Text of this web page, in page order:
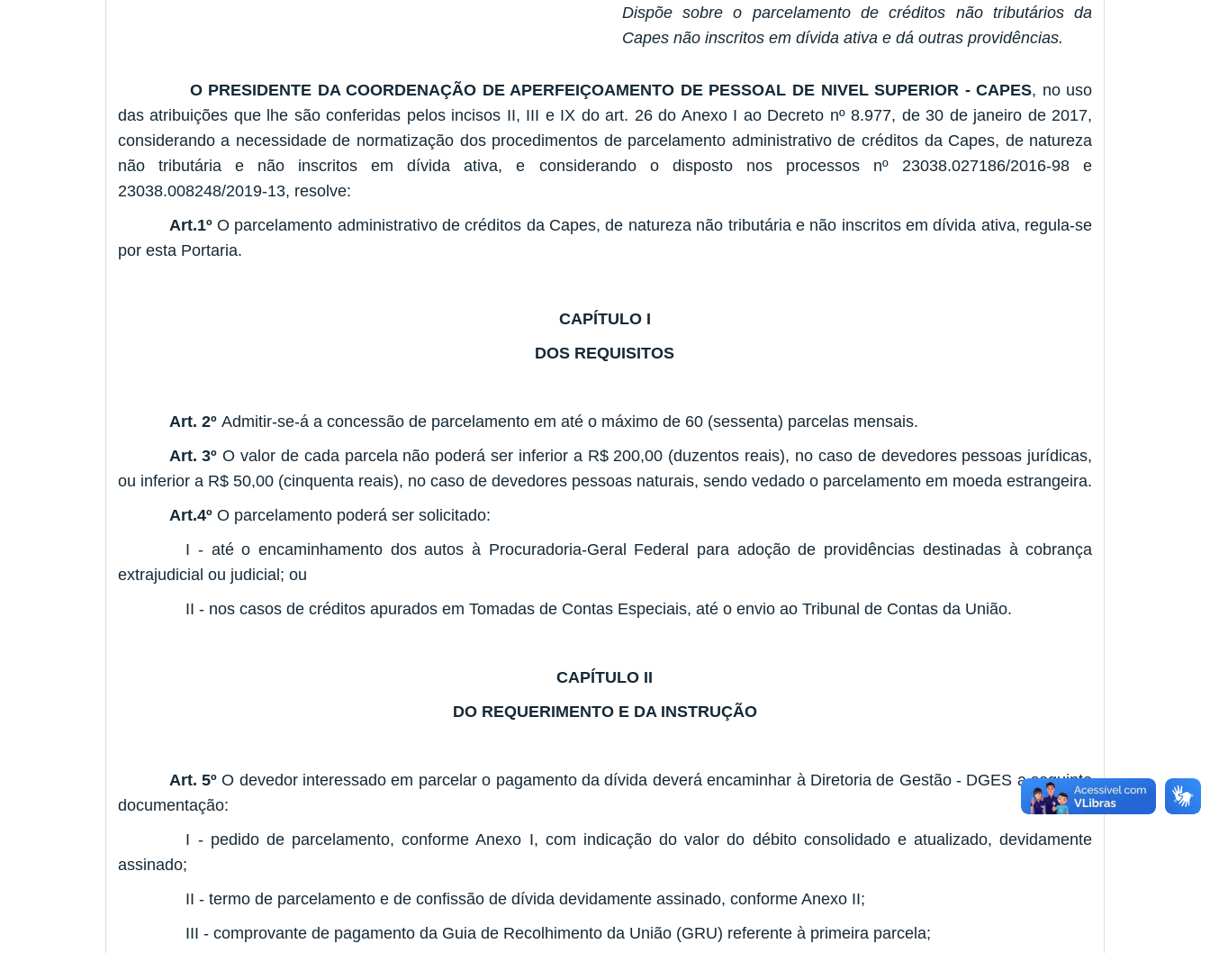
Dispõe sobre o parcelamento de créditos não tributários da
Capes não inscritos em dívida ativa e dá outras providências.
O PRESIDENTE DA COORDENAÇÃO DE APERFEIÇOAMENTO DE PESSOAL DE NIVEL SUPERIOR - CAPES, no uso
das atribuições que lhe são conferidas pelos incisos II, III e IX do art. 26 do Anexo I ao Decreto nº 8.977, de 30 de janeiro de 2017,
considerando a necessidade de normatização dos procedimentos de parcelamento administrativo de créditos da Capes, de natureza
não tributária e não inscritos em dívida ativa, e considerando o disposto nos processos nº 23038.027186/2016-98 e
23038.008248/2019-13, resolve:
Art.1ºO parcelamento administrativo de créditos da Capes, de natureza não tributária e não inscritos em dívida ativa, regula-se
por esta Portaria.
CAPÍTULO I
DOS REQUISITOS
Art. 2º Admitir-se-á a concessão de parcelamento em até o máximo de 60 (sessenta) parcelas mensais.
Art. 3ºO valor de cada parcela não poderá ser inferior a R$ 200,00 (duzentos reais), no caso de devedores pessoas jurídicas,
ou inferior a R$ 50,00 (cinquenta reais), no caso de devedores pessoas naturais, sendo vedado o parcelamento em moeda estrangeira.
Art.4ºO parcelamento poderá ser solicitado:
I - até o encaminhamento dos autos à Procuradoria-Geral Federal para adoção de providências destinadas à cobrança
extrajudicial ou judicial; ou
II - nos casos de créditos apurados em Tomadas de Contas Especiais, até o envio ao Tribunal de Contas da União.
CAPÍTULO II
DO REQUERIMENTO E DA INSTRUÇÃO
Art. 5ºO devedor interessado em parcelar o pagamento da dívida deverá encaminhar à Diretoria de Gestão - DGES a seguinte
documentação:
I - pedido de parcelamento, conforme Anexo I, com indicação do valor do débito consolidado e atualizado, devidamente
assinado;
II - termo de parcelamento e de confissão de dívida devidamente assinado, conforme Anexo II;
III - comprovante de pagamento da Guia de Recolhimento da União (GRU) referente à primeira parcela;